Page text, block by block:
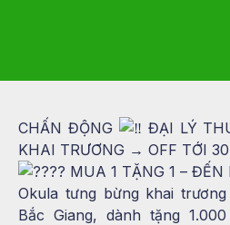
CHẤN ĐỘNG
ĐẠI LÝ
KHAI TRƯƠNG → OFF TỚI
MUA 1 TẶNG 1 – ĐẾN
Okula tưng bừng khai
Bắc Giang, dành tặng